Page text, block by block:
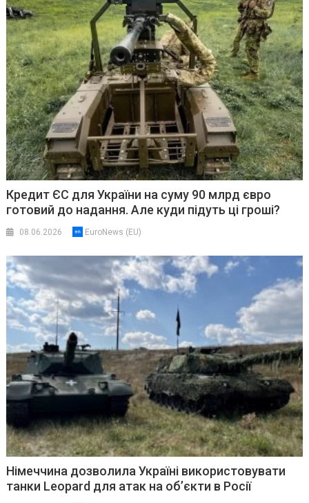
Кредит ЄС для України на суму 90 млрд євро
готовий до надання. Але куди підуть ці гроші?
08.06.2026 EuroNews (EU)
Німеччина дозволила Україні використовувати
танки Leopard для атак на об’єкти в Росії